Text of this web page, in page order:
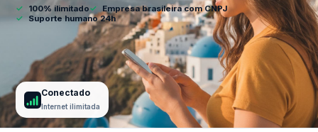
✓ 100% ilimitado✓
Empresa brasileira com CNPJ
✓
Suporte humano 24h
Conectado
Internet ilimitada